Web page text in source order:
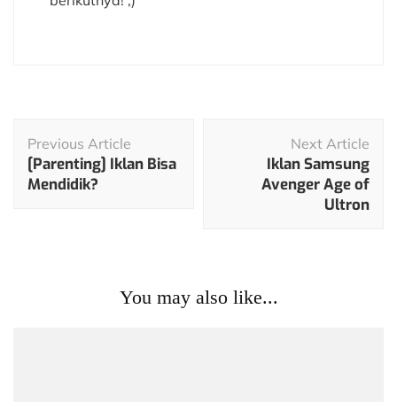
Navigation
Previous Article
[Parenting] Iklan Bisa
Mendidik?
Next Article
Iklan Samsung
Avenger Age of
Ultron
You may also like...